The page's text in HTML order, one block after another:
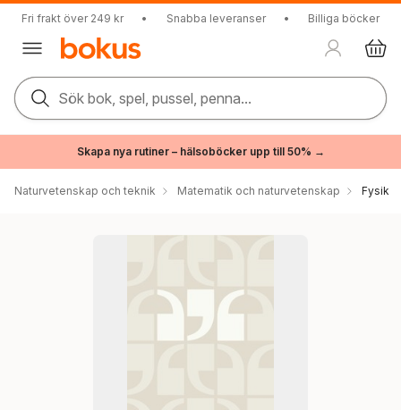
Fri frakt över 249 kr • Snabba leveranser • Billiga böcker
Sök bok, spel, pussel, penna...
Skapa nya rutiner – hälsoböcker upp till 50% →
Naturvetenskap och teknik Matematik och naturvetenskap Fysik